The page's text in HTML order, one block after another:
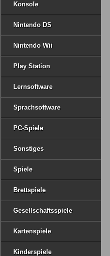
Konsole
Nintendo DS
Nintendo Wii
Play Station
Lernsoftware
Sprachsoftware
PC-Spiele
Sonstiges
Spiele
Brettspiele
Gesellschaftsspiele
Kartenspiele
Kinderspiele